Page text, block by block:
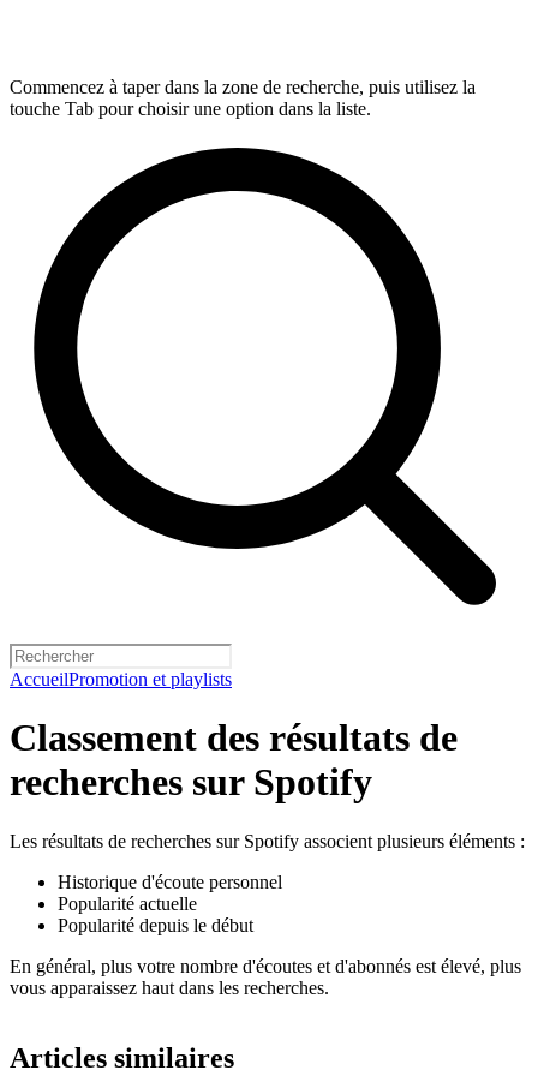
Commencez à taper dans la zone de recherche, puis utilisez la
touche Tab pour choisir une option dans la liste.
AccueilPromotion et playlists
Classement des résultats de
recherches sur Spotify
Les résultats de recherches sur Spotify associent plusieurs éléments :
Historique d'écoute personnel
Popularité actuelle
Popularité depuis le début
En général, plus votre nombre d'écoutes et d'abonnés est élevé, plus
vous apparaissez haut dans les recherches.
Articles similaires